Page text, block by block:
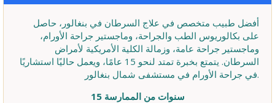
أفضل طبيب متخصص في علاج السرطان في بنغالور، حاصل
على بكالوريوس الطب والجراحة، وماجستير جراحة الأورام،
وماجستير جراحة عامة، وزمالة الكلية الأمريكية لأمراض
السرطان. يتمتع بخبرة تمتد لنحو 15 عامًا، ويعمل حاليًا استشاريًا
في جراحة الأورام في مستشفى شمال بنغالور.
15 سنوات من الممارسة